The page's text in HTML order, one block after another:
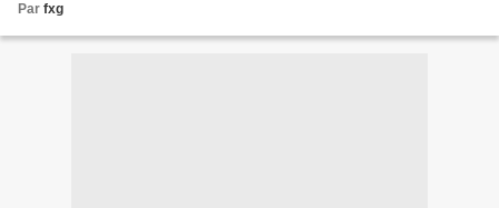
Par fxg